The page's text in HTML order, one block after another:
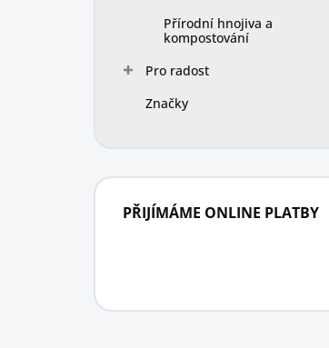
Přírodní hnojiva a
kompostování
Pro radost
Značky
PŘIJÍMÁME ONLINE PLATBY